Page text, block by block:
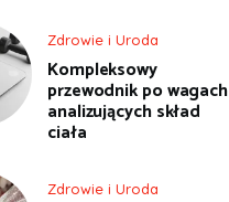
Zdrowie i Uroda
Kompleksowy
przewodnik po wagach
analizujących skład
ciała
Zdrowie i Uroda